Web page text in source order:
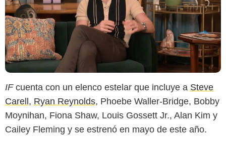
IFcuenta con un elenco estelar que incluye a Steve
Carell , Ryan Reynolds, Phoebe Waller-Bridge, Bobby
Moynihan, Fiona Shaw, Louis Gossett Jr., Alan Kim y
Cailey Fleming y se estrenó en mayo de este año.
A. Frame